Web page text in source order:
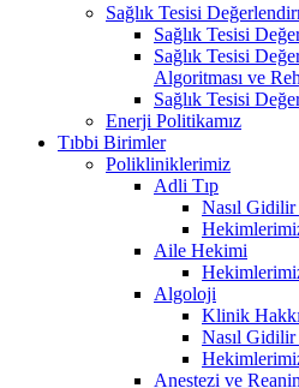
Sağlık Tesisi
Sağlık Tesisi
Sağlık Tesisi
Algoritması ve
Sağlık Tesisi
Enerji Politikamız
Tıbbi Birimler
Polikliniklerimiz
Adli Tıp
Nasıl Gidilir
Aile Hekimi
Algoloji
Klinik
Nasıl Gidilir
Anestezi ve